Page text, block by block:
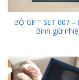
BỘ GIFT SET 007 –
Bình giữ